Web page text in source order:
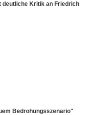
deutliche Kritik an Friedrich
Bedrohungsszenario"